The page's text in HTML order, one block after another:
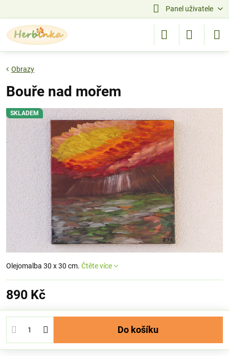
Panel uživatele
SKLADEM
Obrazy
Bouře nad mořem
Olejomalba 30 x 30 cm. Čtěte více
890 Kč
Do košíku